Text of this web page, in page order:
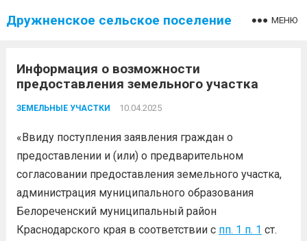
Дружненское сельское поселение МЕНЮ
Информация о возможности
предоставления земельного участка
ЗЕМЕЛЬНЫЕ УЧАСТКИ 10.04.2025
«Ввиду поступления заявления граждан о
предоставлении и (или) о предварительном
согласовании предоставления земельного участка,
администрация муниципального образования
Белореченский муниципальный район
Краснодарского края в соответствии с пп. 1 п. 1 ст.